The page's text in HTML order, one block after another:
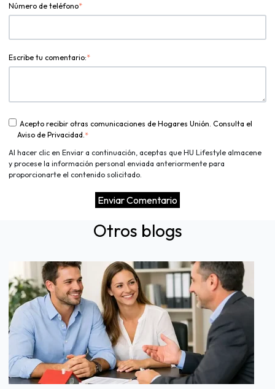
Número de teléfono*
Escribe tu comentario:*
Acepto recibir otras comunicaciones de Hogares Unión. Consulta el
Aviso de Privacidad. *
Al hacer clic en Enviar a continuación, aceptas que HU Lifestyle almacene
y procese la información personal enviada anteriormente para
proporcionarte el contenido solicitado.
Otros blogs